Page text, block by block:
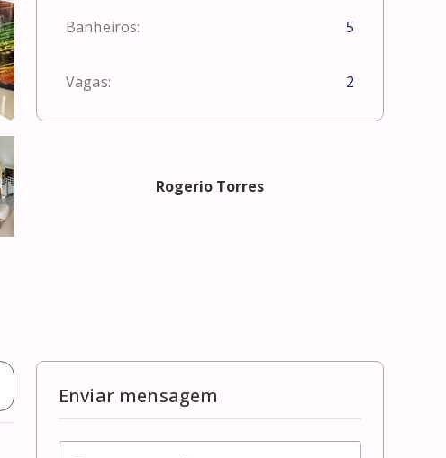
Banheiros: 5
Vagas: 2
Rogerio Torres
Enviar mensagem